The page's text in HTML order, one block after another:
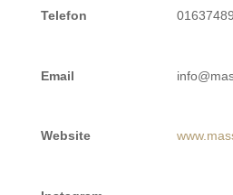
Telefon
Email
Website